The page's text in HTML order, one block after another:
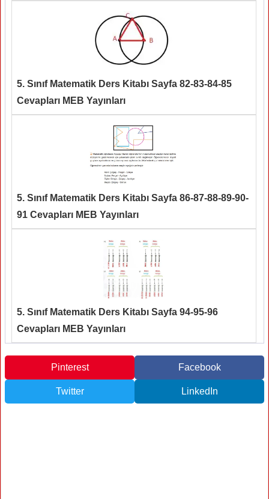
5. Sınıf Matematik Ders Kitabı Sayfa 82-83-84-85
Cevapları MEB Yayınları
5. Sınıf Matematik Ders Kitabı Sayfa 86-87-88-89-90-
91 Cevapları MEB Yayınları
5. Sınıf Matematik Ders Kitabı Sayfa 94-95-96
Cevapları MEB Yayınları
Pinterest Facebook
Twitter LinkedIn